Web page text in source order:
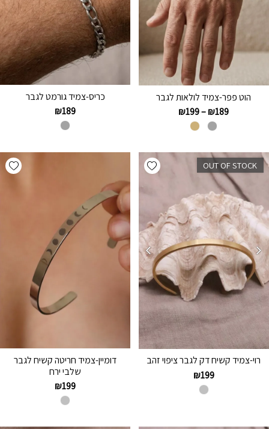
הוט פפר-צמיד לולאות לגבר
₪189
–
₪199
כריס-צמיד גורמט לגבר
₪189
Add wishlist OUT OF STOCK
רוי-צמיד קשיח דק לגבר ציפוי זהב
₪199
דומיין-צמיד חריטה קשיח לגבר
שלבי ירח
₪199